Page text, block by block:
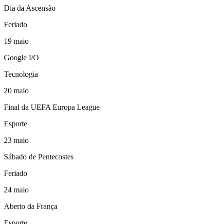
Dia da Ascensão
Feriado
19 maio
Google I/O
Tecnologia
20 maio
Final da UEFA Europa League
Esporte
23 maio
Sábado de Pentecostes
Feriado
24 maio
Aberto da França